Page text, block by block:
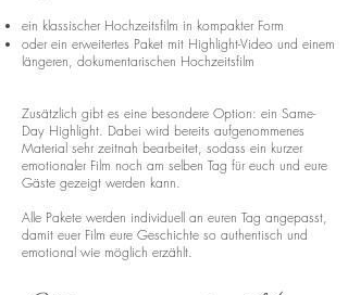
ein klassischer Hochzeitsfilm in kompakter Form
oder ein erweitertes Paket mit Highlight-Video und einem
längeren, dokumentarischen Hochzeitsfilm
Zusätzlich gibt es eine besondere Option: ein Same-
Day Highlight. Dabei wird bereits aufgenommenes
Material sehr zeitnah bearbeitet, sodass ein kurzer
emotionaler Film noch am selben Tag für euch und eure
Gäste gezeigt werden kann.
Alle Pakete werden individuell an euren Tag angepasst,
damit euer Film eure Geschichte so authentisch und
emotional wie möglich erzählt.